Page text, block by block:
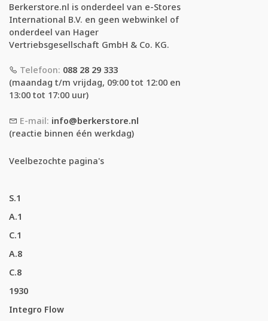
Berkerstore.nl is onderdeel van e-Stores
International B.V. en geen webwinkel of
onderdeel van Hager
Vertriebsgesellschaft GmbH & Co. KG.
Telefoon: 088 28 29 333
(maandag t/m vrijdag, 09:00 tot 12:00 en
13:00 tot 17:00 uur)
E-mail: info@berkerstore.nl
(reactie binnen één werkdag)
Veelbezochte pagina's
S.1
A.1
C.1
A.8
C.8
1930
Integro Flow